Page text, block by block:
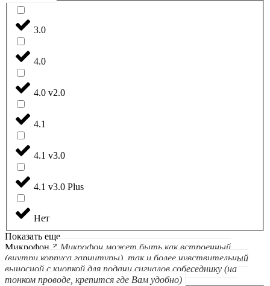
3.0
4.0
4.0 v2.0
4.1
4.1 v3.0
4.1 v3.0 Plus
Нет
Показать еще
Микрофон ? Микрофон может быть как встроенный
(внутри корпуса гарнитуры), так и более чувствительный
выносной с кнопкой для подачи сигналов собеседнику (на
тонком проводе, крепится где Вам удобно)